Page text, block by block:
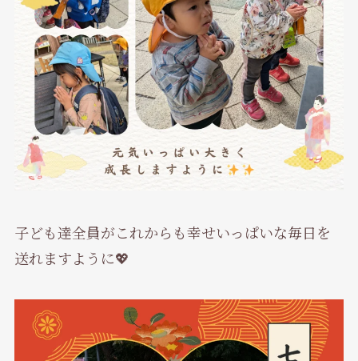
子ども達全員がこれからも幸せいっぱいな毎日を
送れますように💖